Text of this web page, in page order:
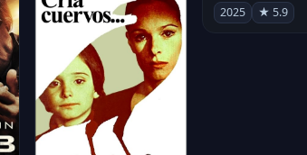
2025 ★ 5.9